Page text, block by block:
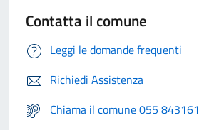
Contatta il comune
Leggi le domande frequenti
Richiedi Assistenza
Chiama il comune 055 843161